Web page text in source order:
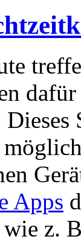
Dieses
Apps
wie z.